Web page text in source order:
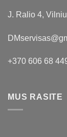
J. Ralio 4,
+370 606 68
MUS RASITE